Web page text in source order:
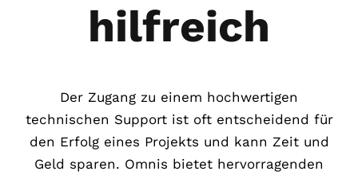
hilfreich
Der Zugang zu einem hochwertigen
technischen Support ist oft entscheidend für
den Erfolg eines Projekts und kann Zeit und
Geld sparen. Omnis bietet hervorragenden